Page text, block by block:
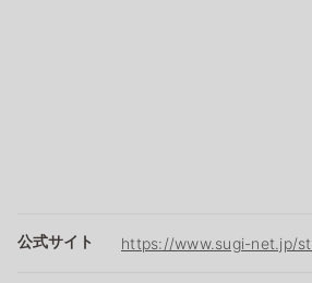
公式サイト https://www.sugi-net.jp/